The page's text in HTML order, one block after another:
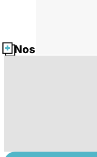
Nos fiches santé